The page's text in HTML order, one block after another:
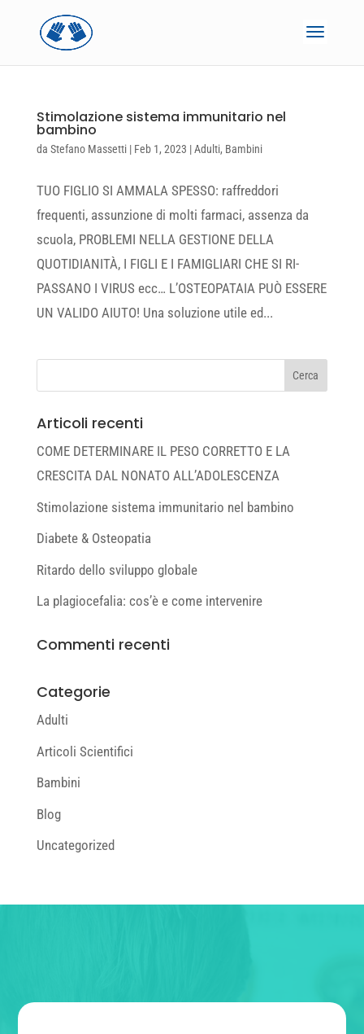
Stimolazione sistema immunitario nel
bambino
da Stefano Massetti| Feb 1, 2023 |Adulti, Bambini
TUO FIGLIO SI AMMALA SPESSO: raffreddori
frequenti, assunzione di molti farmaci, assenza da
scuola, PROBLEMI NELLA GESTIONE DELLA
QUOTIDIANITÀ, I FIGLI E I FAMIGLIARI CHE SI RI-
PASSANO I VIRUS ecc… L’OSTEOPATAIA PUÒ ESSERE
UN VALIDO AIUTO! Una soluzione utile ed...
Articoli recenti
COME DETERMINARE IL PESO CORRETTO E LA
CRESCITA DAL NONATO ALL’ADOLESCENZA
Stimolazione sistema immunitario nel bambino
Diabete & Osteopatia
Ritardo dello sviluppo globale
La plagiocefalia: cos’è e come intervenire
Commenti recenti
Categorie
Adulti
Articoli Scientifici
Bambini
Blog
Uncategorized